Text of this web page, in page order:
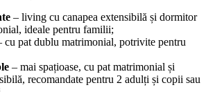
– living cu canapea extensibilă și dormitor
ideale pentru familii;
cu pat dublu matrimonial, potrivite pentru
– mai spațioase, cu pat matrimonial și
recomandate pentru 2 adulți și copii sau